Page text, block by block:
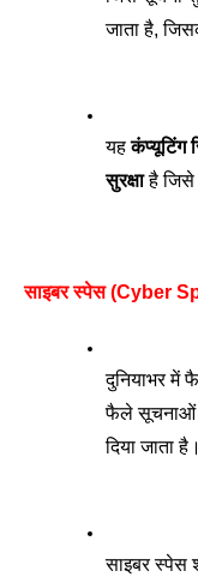
जाता है,
यह कंप्यूटिंग
सुरक्षा है जिसे
साइबर स्पेस (Cyber
दुनियाभर में
फैले सूचनाओं
दिया जाता है।
साइबर स्पेस